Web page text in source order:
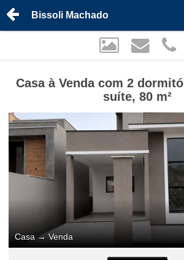
Bissoli Machado
Casa à Venda com 2
suíte, 80 m²
Casa → Venda